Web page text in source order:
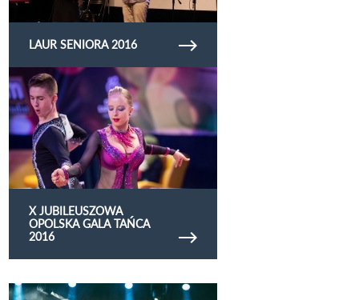
LAUR SENIORA 2016
X JUBILEUSZOWA
OPOLSKA GALA TAŃCA
2016
Obejrzyj galerię zdjęć X Jubileuszowa opolska
Gala Tańca 2016
Obejrzyj galerię zdjęć Festiwal Chonabibe 2016